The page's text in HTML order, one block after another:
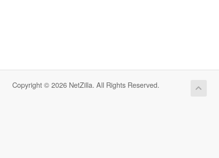
Copyright © 2026 NetZilla. All Rights Reserved.